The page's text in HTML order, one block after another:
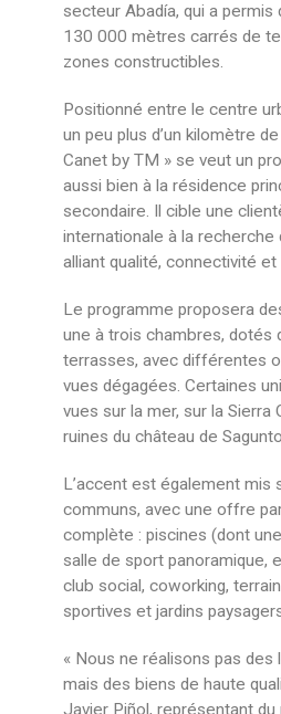
secteur Abadía, qui a permis
130 000 mètres carrés de
zones constructibles.
Positionné entre le centre
un peu plus d’un kilomètre
Canet by TM » se veut un
aussi bien à la résidence
secondaire. Il cible une
internationale à la recherche
alliant qualité, connectivité et
Le programme proposera
une à trois chambres, dotés
terrasses, avec différentes
vues dégagées. Certaines
vues sur la mer, sur la Sierra
ruines du château de
L’accent est également mis
communs, avec une offre
complète : piscines (dont
salle de sport panoramique,
club social, coworking,
sportives et jardins
« Nous ne réalisons pas des
mais des biens de haute
Javier Piñol, représentant du